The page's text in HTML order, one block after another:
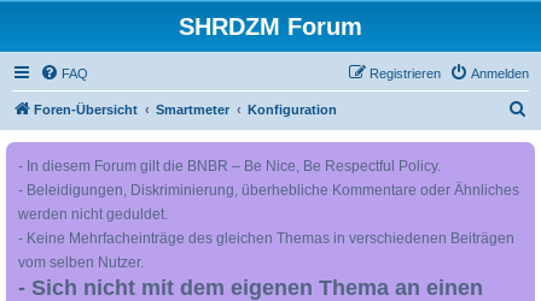
SHRDZM Forum
FAQ Anmelden
Registrieren
Foren-Übersicht Smartmeter Konfiguration
- In diesem Forum gilt die BNBR – Be Nice, Be Respectful Policy.
- Beleidigungen, Diskriminierung, überhebliche Kommentare oder Ähnliches
werden nicht geduldet.
- Keine Mehrfacheinträge des gleichen Themas in verschiedenen Beiträgen
vom selben Nutzer.
- Sich nicht mit dem eigenen Thema an einen